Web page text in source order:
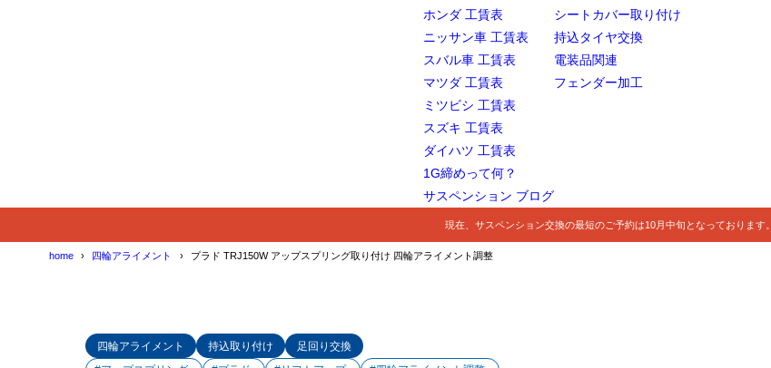
ホンダ 工賃表
ニッサン車 工賃表
スバル車 工賃表
マツダ 工賃表
ミツビシ 工賃表
スズキ 工賃表
ダイハツ 工賃表
1G締めって何？
サスペンション ブログ
シートカバー取り付け
持込タイヤ交換
電装品関連
フェンダー加工
現在、サスペンション交換の最短のご予約は10月中旬となっております。
home 四輪アライメント プラド TRJ150W アップスプリング取り付け 四輪アライメント調整
四輪アライメント 持込取り付け
足回り交換